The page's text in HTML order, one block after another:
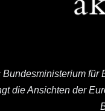
die Ansichten der